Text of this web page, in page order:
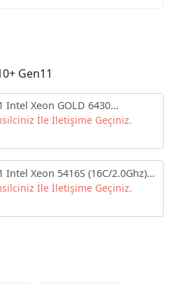
Gen11
Intel Xeon GOLD 6430
4800Mhz) 8x2.5" 1000W
İle İletişime Geçiniz.
Intel Xeon 5416S (16C/2.0Ghz)
8SFF
İle İletişime Geçiniz.